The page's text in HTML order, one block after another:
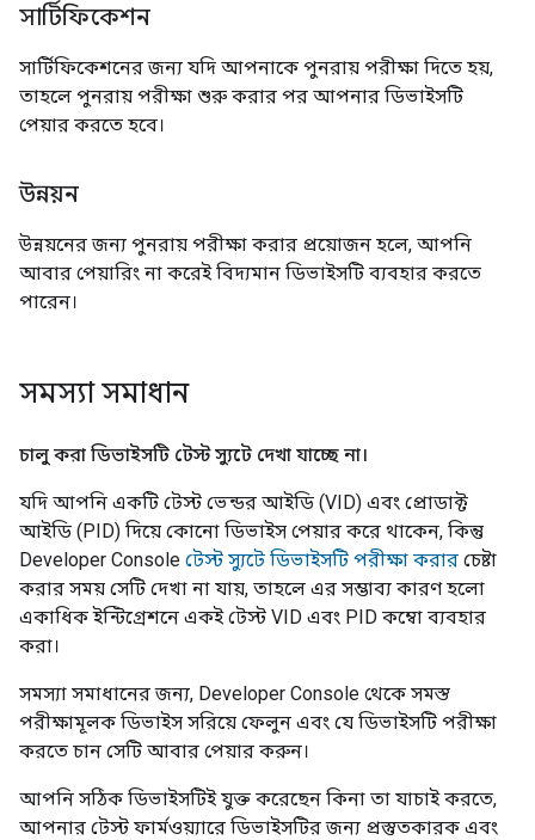
সার্টিফিকেশন
সার্টিফিকেশনের জন্য যদি আপনাকে পুনরায় পরীক্ষা দিতে হয়,
তাহলে পুনরায় পরীক্ষা শুরু করার পর আপনার ডিভাইসটি
পেয়ার করতে হবে।
উন্নয়ন
উন্নয়নের জন্য পুনরায় পরীক্ষা করার প্রয়োজন হলে, আপনি
আবার পেয়ারিং না করেই বিদ্যমান ডিভাইসটি ব্যবহার করতে
পারেন।
সমস্যা সমাধান
চালু করা ডিভাইসটি টেস্ট স্যুটে দেখা যাচ্ছে না।
যদি আপনি একটি টেস্ট ভেন্ডর আইডি (VID) এবং প্রোডাক্ট
আইডি (PID) দিয়ে কোনো ডিভাইস পেয়ার করে থাকেন, কিন্তু
Developer Console টেস্ট স্যুটে ডিভাইসটি পরীক্ষা করার চেষ্টা
করার সময় সেটি দেখা না যায়, তাহলে এর সম্ভাব্য কারণ হলো
একাধিক ইন্টিগ্রেশনে একই টেস্ট VID এবং PID কম্বো ব্যবহার
করা।
সমস্যা সমাধানের জন্য, Developer Console থেকে সমস্ত
পরীক্ষামূলক ডিভাইস সরিয়ে ফেলুন এবং যে ডিভাইসটি পরীক্ষা
করতে চান সেটি আবার পেয়ার করুন।
আপনি সঠিক ডিভাইসটিই যুক্ত করেছেন কিনা তা যাচাই করতে,
আপনার টেস্ট ফার্মওয়্যারে ডিভাইসটির জন্য প্রস্তুতকারক এবং